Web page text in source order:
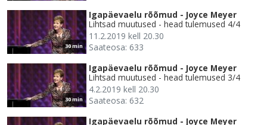
30 min
Igapäevaelu rõõmud - Joyce Meyer
Lihtsad muutused - head tulemused 4/4
11.2.2019 kell 20.30
Saateosa: 633
30 min
Igapäevaelu rõõmud - Joyce Meyer
Lihtsad muutused - head tulemused 3/4
4.2.2019 kell 20.30
Saateosa: 632
Igapäevaelu rõõmud - Joyce Meyer